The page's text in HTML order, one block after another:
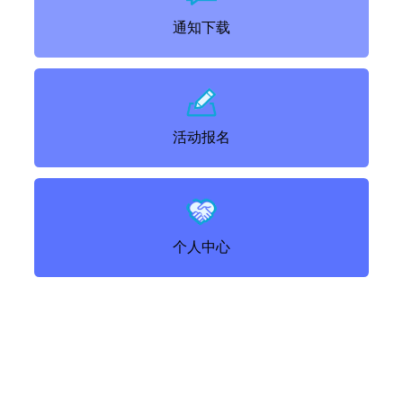
通知下载
活动报名
个人中心